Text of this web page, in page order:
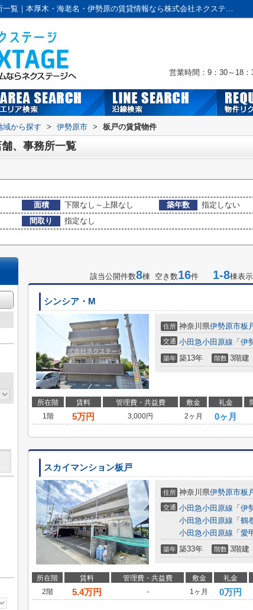
伊勢原市板戸の賃貸、店舗、事務所一覧｜本厚木・海老名・伊勢原の賃貸情報なら株式会社ネクステージへおまかせ！
営業時間：9：30～18
域から探す > 伊勢原市 > 板戸の賃貸物件
、事務所一覧
面積 下限なし～上限なし 築年数
指定しない
間取り
指定なし
該当公開件数8棟 空き数16件 1-8棟表示
シンシア・M
住所 神奈川県伊勢原市板
交通 小田急小田原線 「 伊
築年 築13年 階数 3階建
所在階 賃料 管理費・共益費 敷金 礼金
1階
5万円 3,000円 2ヶ月 0ヶ月
スカイマンション板戸
住所 神奈川県伊勢原市板
交通 小田急小田原線 「 伊
小田急小田原線 「 鶴
小田急小田原線 「 愛
築年 築33年 階数 3階建
所在階 賃料 管理費・共益費 敷金 礼金
2階
5.4万円 - 1ヶ月 0万円